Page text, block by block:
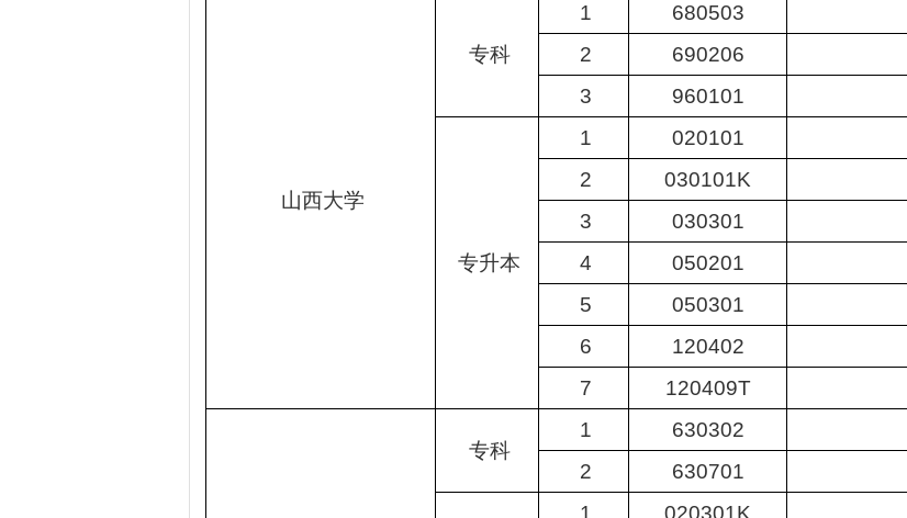
山西大学
专科
1 680503
2
690206
3
960101
专升本
1 020101
2
030101K
3
030301
4
050201
5
050301
6
120402
7
120409T
专科
1 630302
2
630701
1 020301K